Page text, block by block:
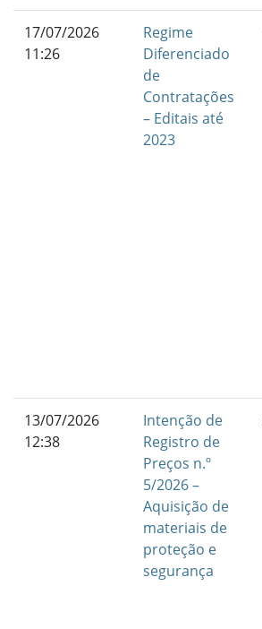
17/07/2026
11:26
Regime
Diferenciado
de
Contratações
– Editais até
2023
13/07/2026
12:38
Intenção de
Registro de
Preços n.º
5/2026 –
Aquisição de
materiais de
proteção e
segurança